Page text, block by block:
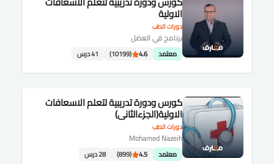
دورات الطب
الاولية
برنامج في العضل
معتمد 4.6
(10199) 41 درس
دورات الطب
كورس ودورة تدريبية لتعلم الاسعافات
الاولية(الجزءالثانى)
Mohamed Nazeih
معتمد 4.5
(899) 28 درس